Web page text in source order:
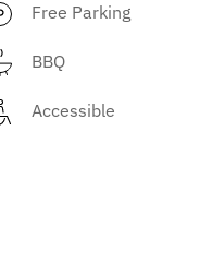
Free Parking
BBQ
Accessible